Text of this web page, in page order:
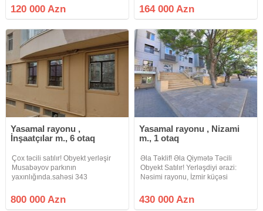
gösdərir sənədi müqavilədi
müqaviləynən 100 minə satr
2 stolu
120 000 Azn
qovşağından ibarətdir. Bütün
avadanlıqlarla birlikdə satılır və
164 000 Azn
Yasamal rayonu ,
İnşaatçılar m., 6 otaq
Çox təcili satılır! Obyekt yerləşir
Musabəyov parkının
yaxınlığında.sahəsi 343
arendator var.İstənilən vaxt
baxmaq mümkündür.Qoyulan
800 000 Azn
Yasamal rayonu , Nizami
m., 1 otaq
Əla Təklif! Əla Qiymətə Təcili
Obyekt Satılır! Yerləşdiyi ərazi:
Nəsimi rayonu, İzmir küçəsi
metrosunun yaxınlığında, əsas
yolun kənarında). Obyektin
430 000 Azn